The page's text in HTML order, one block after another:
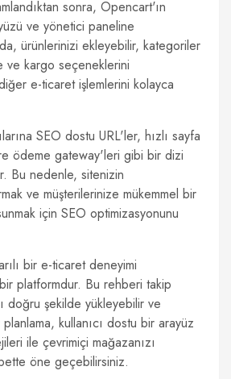
sonra, Opencart'ın
ve yönetici paneline
ürünlerinizi ekleyebilir, kategoriler
ve kargo seçeneklerini
e-ticaret işlemlerini kolayca
SEO dostu URL'ler, hızlı sayfa
ödeme gateway'leri gibi bir dizi
Bu nedenle, sitenizin
ve müşterilerinize mükemmel bir
için SEO optimizasyonunu
bir e-ticaret deneyimi
platformdur. Bu rehberi takip
doğru şekilde yükleyebilir ve
kullanıcı dostu bir arayüz
ile çevrimiçi mağazanızı
öne geçebilirsiniz.